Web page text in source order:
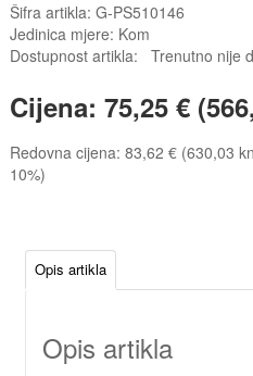
Šifra artikla: G-PS510146
Jedinica mjere: Kom
Dostupnost artikla: Trenutno nije
Cijena: 75,25 €
Redovna cijena: 83,62 € (630,03
10%)
Opis artikla
Opis artikla